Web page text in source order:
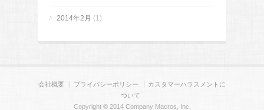
2014年2月 (1)
会社概要 プライバシーポリシー
カスタマーハラスメントに
ついて
Copyright © 2014 Company Macros, Inc.